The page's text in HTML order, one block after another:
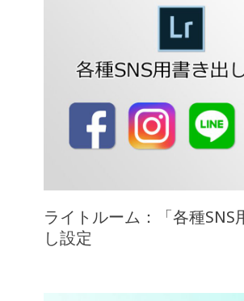
ライトルーム：「各種SNS
し設定